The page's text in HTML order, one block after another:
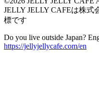
JELLY JELLY CAFEは株
標です
Do you live outside Japan?
https://jellyjellycafe.com/en